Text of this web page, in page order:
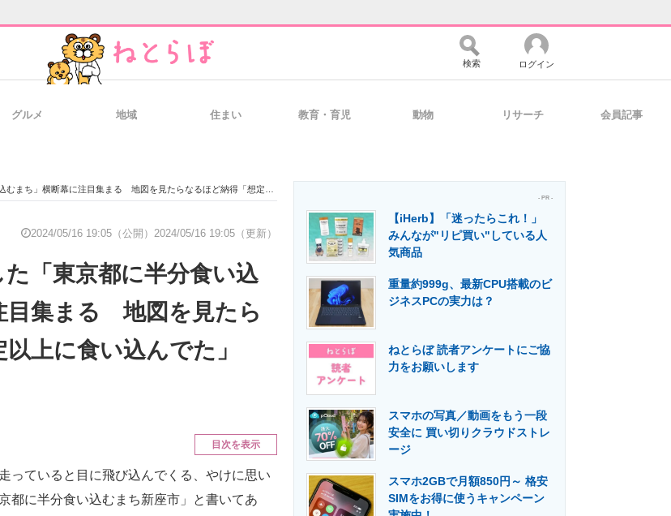
経営リーダーのコミュニティ マーケ×ITの今がよく分かる
IT製品の技術・比較・事例 製造業のIT導入・活用を支援
エネルギーの専門メディア 建設×テクノロジーの最前線
検索 ログイン
グルメ 地域 住まい 教育・育児 動物 リサーチ 会員記事
横断幕に注目集まる 地図を見たらなるほど納得「想定以上に食い込んでた」
2024/05/16 19:05（公開） 2024/05/16 19:05（更新）
「東京都に半分食い込
目集まる 地図を見たら
上に食い込んでた」
目次を表示
ていると目に飛び込んでくる、やけに思い
都に半分食い込むまち新座市」と書いてあ
- PR -
【iHerb】「迷ったらこれ！」
みんなが"リピ買い"している人
気商品
重量約999g、最新CPU搭載のビ
ジネスPCの実力は？
ねとらぼ 読者アンケートにご協
力をお願いします
スマホの写真／動画をもう一段
安全に 買い切りクラウドストレ
ージ
スマホ2GBで月額850円～ 格安
SIMをお得に使うキャンペーン